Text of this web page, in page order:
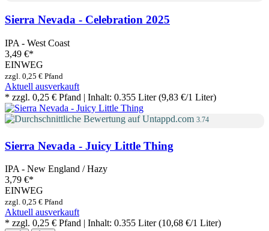
Sierra Nevada - Celebration 2025
IPA - West Coast
3,49 €*
EINWEG
zzgl. 0,25 € Pfand
Aktuell ausverkauft
* zzgl. 0,25 € Pfand | Inhalt: 0.355 Liter (9,83 €/1 Liter)
3.74
Sierra Nevada - Juicy Little Thing
IPA - New England / Hazy
3,79 €*
EINWEG
zzgl. 0,25 € Pfand
Aktuell ausverkauft
* zzgl. 0,25 € Pfand | Inhalt: 0.355 Liter (10,68 €/1 Liter)